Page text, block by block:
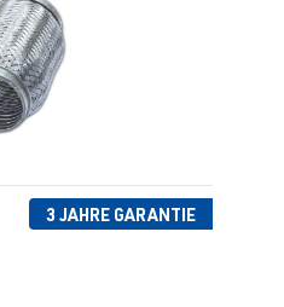
3 JAHRE GARANTIE
von 5 von 5 Sternen